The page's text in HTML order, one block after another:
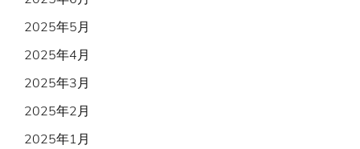
2025年5月
2025年4月
2025年3月
2025年2月
2025年1月